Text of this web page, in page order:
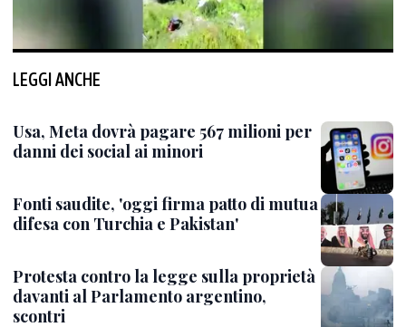
LEGGI ANCHE
Usa, Meta dovrà pagare 567 milioni per
danni dei social ai minori
Fonti saudite, 'oggi firma patto di mutua
difesa con Turchia e Pakistan'
Protesta contro la legge sulla proprietà
davanti al Parlamento argentino,
scontri